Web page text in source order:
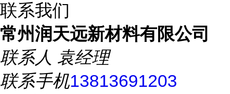
联系我们
常州润天远新材料有限公司
联系人 袁经理
联系手机13813691203